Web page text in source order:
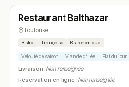
N° 24
Restaurant Balthazar
Toulouse
Bistrot Française Bistronomique
Velouté de saison Viande grillée Plat du jour
Livraison :Non renseignée
Réservation en ligne :Non renseignée